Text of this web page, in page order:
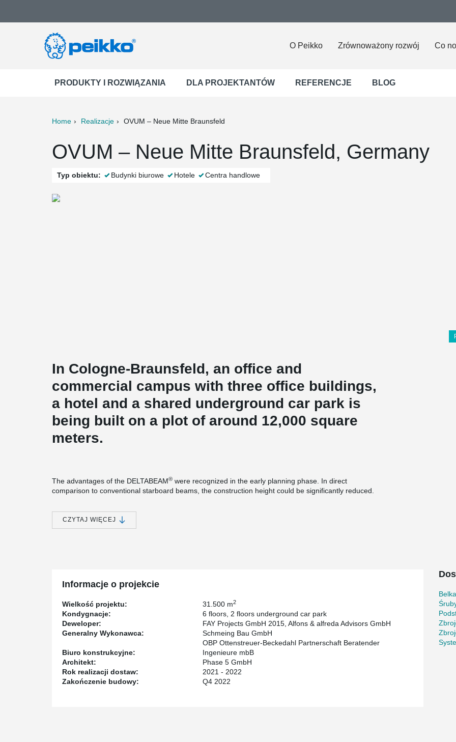
O Peikko Zrównoważony rozwój Co
PRODUKTY I ROZWIĄZANIA DLA PROJEKTANTÓW REFERENCJE BLOG
Home Realizacje OVUM – Neue Mitte Braunsfeld
OVUM – Neue Mitte Braunsfeld, Germany
Typ obiektu: Budynki biurowe Hotele Centra handlowe
In Cologne-Braunsfeld, an office and
commercial campus with three office buildings,
a hotel and a shared underground car park is
being built on a plot of around 12,000 square
meters.
The advantages of the DELTABEAM® were recognized in the early planning phase. In direct
comparison to conventional starboard beams, the construction height could be significantly reduced.
role in the certification according to DGNB Gold.
From the ground floor, precast concrete columns with Peikko column shoes and anchor bolts were
CZYTAJ WIĘCEJ
Informacje o projekcie
Wielkość projektu: 31.500 m2
Kondygnacje:
6 floors, 2 floors underground car park
Deweloper:
FAY Projects GmbH 2015, Alfons & alfreda Advisors GmbH
Generalny Wykonawca:
Schmeing Bau GmbH
Biuro konstrukcyjne:
OBP Ottenstreuer-Beckedahl Partnerschaft Beratender
Ingenieure mbB
Architekt:
Phase 5 GmbH
Rok realizacji dostaw:
2021 - 2022
Zakończenie budowy:
Q4 2022